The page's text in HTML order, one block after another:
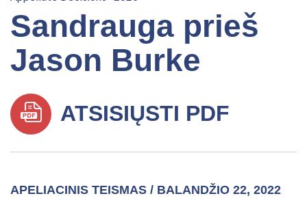
Sandrauga prieš
Jason Burke
ATSISIŲSTI PDF
APELIACINIS TEISMAS / BALANDŽIO 22, 2022